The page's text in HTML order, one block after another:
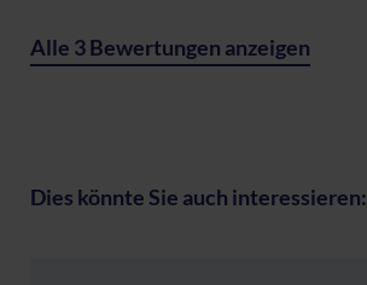
Alle 3 Bewertungen anzeigen
Dies könnte Sie auch interessieren: